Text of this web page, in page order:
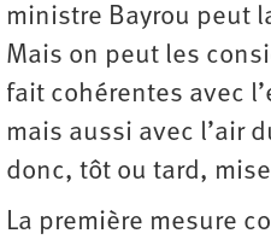
ministre Bayrou peut
Mais on peut les
fait cohérentes avec
mais aussi avec l’air
donc, tôt ou tard,
La première mesure